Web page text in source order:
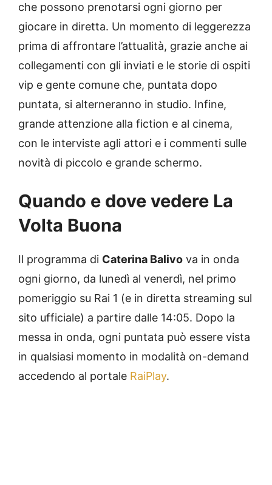
che possono prenotarsi ogni giorno per
giocare in diretta. Un momento di leggerezza
prima di affrontare l’attualità, grazie anche ai
collegamenti con gli inviati e le storie di ospiti
vip e gente comune che, puntata dopo
puntata, si alterneranno in studio. Infine,
grande attenzione alla fiction e al cinema,
con le interviste agli attori e i commenti sulle
novità di piccolo e grande schermo.
Quando e dove vedere La
Volta Buona
Il programma di Caterina Balivo va in onda
ogni giorno, da lunedì al venerdì, nel primo
pomeriggio su Rai 1 (e in diretta streaming sul
sito ufficiale) a partire dalle 14:05. Dopo la
messa in onda, ogni puntata può essere vista
in qualsiasi momento in modalità on-demand
accedendo al portale RaiPlay.